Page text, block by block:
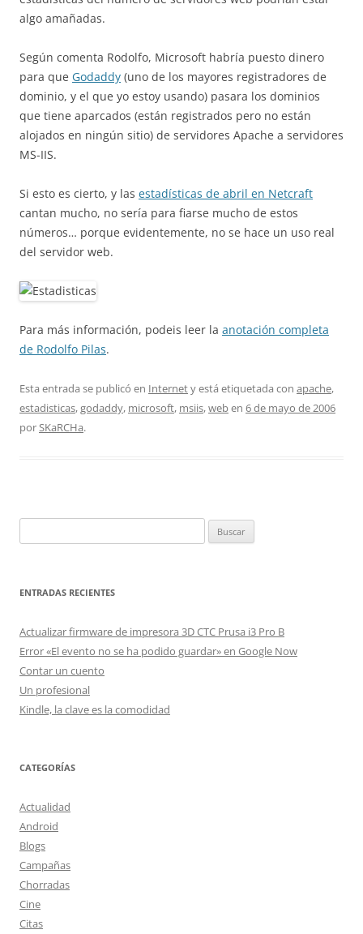
algo amañadas.
Según comenta Rodolfo, Microsoft habría puesto dinero
para que Godaddy (uno de los mayores registradores de
dominio, y el que yo estoy usando) pasara los dominios
que tiene aparcados (están registrados pero no están
alojados en ningún sitio) de servidores Apache a servidores
MS-IIS.
Si esto es cierto, y las estadísticas de abril en Netcraft
cantan mucho, no sería para fiarse mucho de estos
números… porque evidentemente, no se hace un uso real
del servidor web.
Para más información, podeis leer la anotación completa
de Rodolfo Pilas.
Esta entrada se publicó en Internety está etiquetada con apache,
estadisticas,godaddy, microsoft, msiis,weben 6 de mayo de 2006
porSKaRCHa.
ENTRADAS RECIENTES
Actualizar firmware de impresora 3D CTC Prusa i3 Pro B
Error «El evento no se ha podido guardar» en Google Now
Contar un cuento
Un profesional
Kindle, la clave es la comodidad
CATEGORÍAS
Actualidad
Android
Blogs
Campañas
Chorradas
Cine
Citas